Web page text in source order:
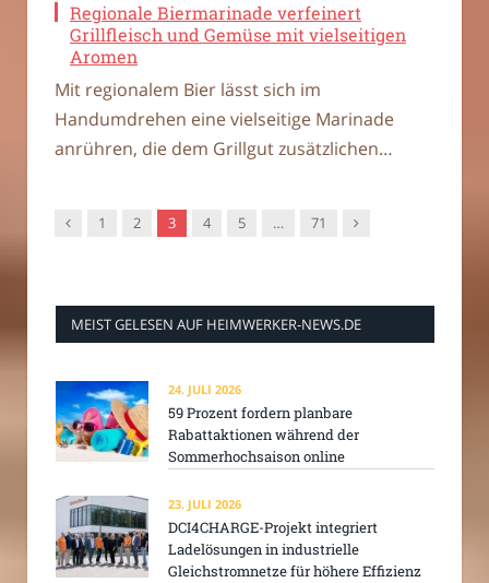
Regionale Biermarinade verfeinert
Grillfleisch und Gemüse mit vielseitigen
Aromen
Mit regionalem Bier lässt sich im
Handumdrehen eine vielseitige Marinade
anrühren, die dem Grillgut zusätzlichen…
Vorgänger
1 2 3 4 5 … 71 Nachfolger
MEIST GELESEN AUF HEIMWERKER-NEWS.DE
24. JULI 2026
59 Prozent fordern planbare
Rabattaktionen während der
Sommerhochsaison online
23. JULI 2026
DCI4CHARGE-Projekt integriert
Ladelösungen in industrielle
Gleichstromnetze für höhere Effizienz